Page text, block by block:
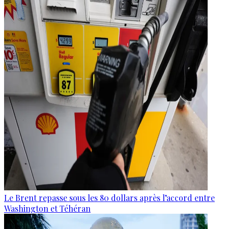
Le Brent repasse sous les 80 dollars après l’accord entre
Washington et Téhéran